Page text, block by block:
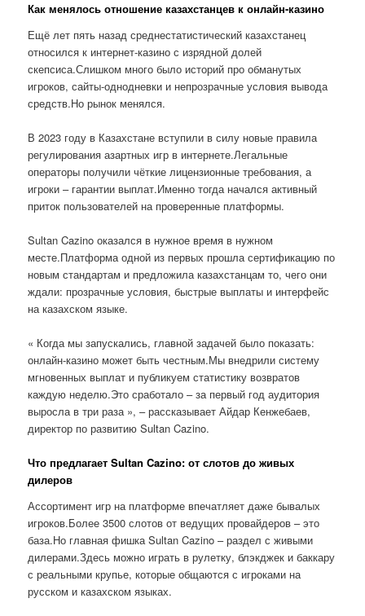
Как менялось отношение казахстанцев к онлайн-казино
Ещё лет пять назад среднестатистический казахстанец
относился к интернет-казино с изрядной долей
скепсиса.Слишком много было историй про обманутых
игроков, сайты-однодневки и непрозрачные условия вывода
средств.Но рынок менялся.
В 2023 году в Казахстане вступили в силу новые правила
регулирования азартных игр в интернете.Легальные
операторы получили чёткие лицензионные требования, а
игроки – гарантии выплат.Именно тогда начался активный
приток пользователей на проверенные платформы.
Sultan Cazino оказался в нужное время в нужном
месте.Платформа одной из первых прошла сертификацию по
новым стандартам и предложила казахстанцам то, чего они
ждали: прозрачные условия, быстрые выплаты и интерфейс
на казахском языке.
« Когда мы запускались, главной задачей было показать:
онлайн-казино может быть честным.Мы внедрили систему
мгновенных выплат и публикуем статистику возвратов
каждую неделю.Это сработало – за первый год аудитория
выросла в три раза », – рассказывает Айдар Кенжебаев,
директор по развитию Sultan Cazino.
Что предлагает Sultan Cazino: от слотов до живых
дилеров
Ассортимент игр на платформе впечатляет даже бывалых
игроков.Более 3500 слотов от ведущих провайдеров – это
база.Но главная фишка Sultan Cazino – раздел с живыми
дилерами.Здесь можно играть в рулетку, блэкджек и баккару
с реальными крупье, которые общаются с игроками на
русском и казахском языках.